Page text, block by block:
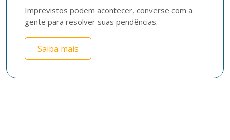
Imprevistos podem acontecer, converse com a
gente para resolver suas pendências.
Saiba mais